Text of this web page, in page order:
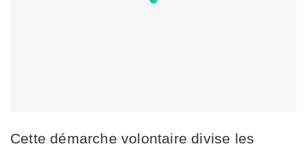
Cette démarche volontaire divise les